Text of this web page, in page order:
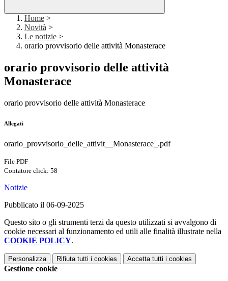
Home >
Novità >
Le notizie >
orario provvisorio delle attività Monasterace
orario provvisorio delle attività
Monasterace
orario provvisorio delle attività Monasterace
Allegati
orario_provvisorio_delle_attivit__Monasterace_.pdf
File PDF
Contatore click: 58
Notizie
Pubblicato il 06-09-2025
Questo sito o gli strumenti terzi da questo utilizzati si avvalgono di
cookie necessari al funzionamento ed utili alle finalità illustrate nella
COOKIE POLICY.
Personalizza Rifiuta tutti i cookies Accetta tutti i cookies
Gestione cookie